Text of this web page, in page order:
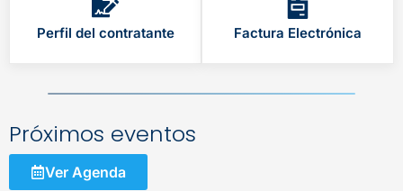
Perfil del contratante Factura Electrónica
Próximos eventos
Ver Agenda